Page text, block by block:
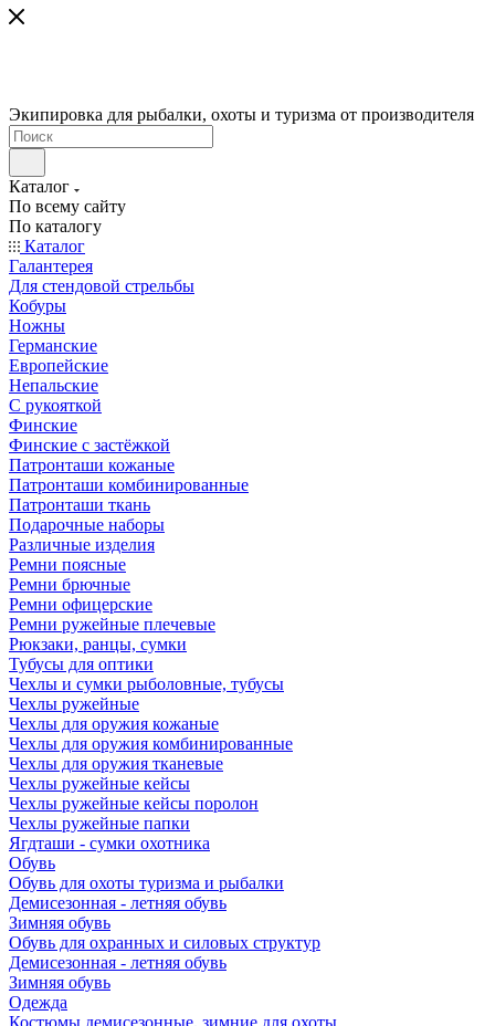
Экипировка для рыбалки, охоты и туризма от производителя
Каталог
По всему сайту
По каталогу
Каталог
Галантерея
Для стендовой стрельбы
Кобуры
Ножны
Германские
Европейские
Непальские
С рукояткой
Финские
Финские с застёжкой
Патронташи кожаные
Патронташи комбинированные
Патронташи ткань
Подарочные наборы
Различные изделия
Ремни поясные
Ремни брючные
Ремни офицерские
Ремни ружейные плечевые
Рюкзаки, ранцы, сумки
Тубусы для оптики
Чехлы и сумки рыболовные, тубусы
Чехлы ружейные
Чехлы для оружия кожаные
Чехлы для оружия комбинированные
Чехлы для оружия тканевые
Чехлы ружейные кейсы
Чехлы ружейные кейсы поролон
Чехлы ружейные папки
Ягдташи - сумки охотника
Обувь
Обувь для охоты туризма и рыбалки
Демисезонная - летняя обувь
Зимняя обувь
Обувь для охранных и силовых структур
Демисезонная - летняя обувь
Зимняя обувь
Одежда
Костюмы демисезонные, зимние для охоты